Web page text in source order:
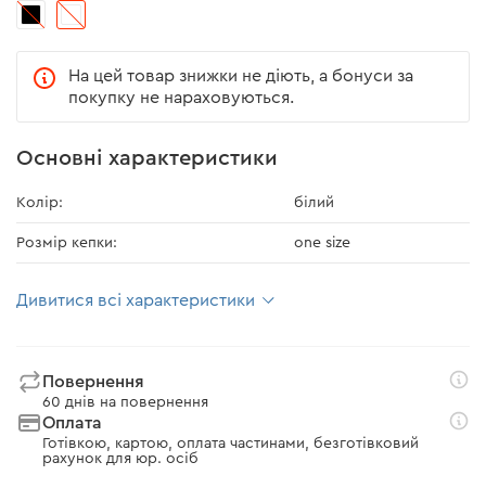
На цей товар знижки не діють, а бонуси за
покупку не нараховуються.
Основні характеристики
Колір: білий
Розмір кепки: one size
Дивитися всі характеристики
Повернення
60 днів на повернення
Оплата
Готівкою, картою, оплата частинами, безготівковий
рахунок для юр. осіб